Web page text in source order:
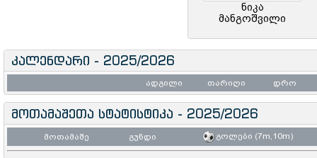
ნიკა
მანგოშვილი
კალენდარი - 2025/2026
ადგილი თარიღი დრო
მოთამაშეთა სტატისტიკა - 2025/2026
მოთამაშე გუნდი გოლები (7m,10m)